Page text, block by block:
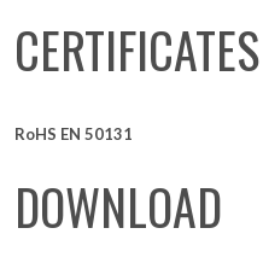
CERTIFICATES
RoHS EN 50131
DOWNLOAD